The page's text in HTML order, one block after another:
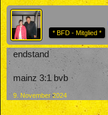
* BFD - Mitglied *
endstand
mainz 3:1 bvb
9. November 2024